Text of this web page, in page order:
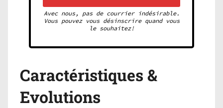
Avec nous, pas de courrier indésirable.
Vous pouvez vous désinscrire quand vous
le souhaitez!
Caractéristiques &
Evolutions